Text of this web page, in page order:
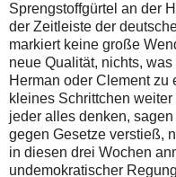
Sprengstoffgürtel an der
der Zeitleiste der
markiert keine große
neue Qualität, nichts,
Herman oder Clement zu
kleines Schrittchen
jeder alles denken,
gegen Gesetze verstieß,
in diesen drei Wochen
undemokratischer